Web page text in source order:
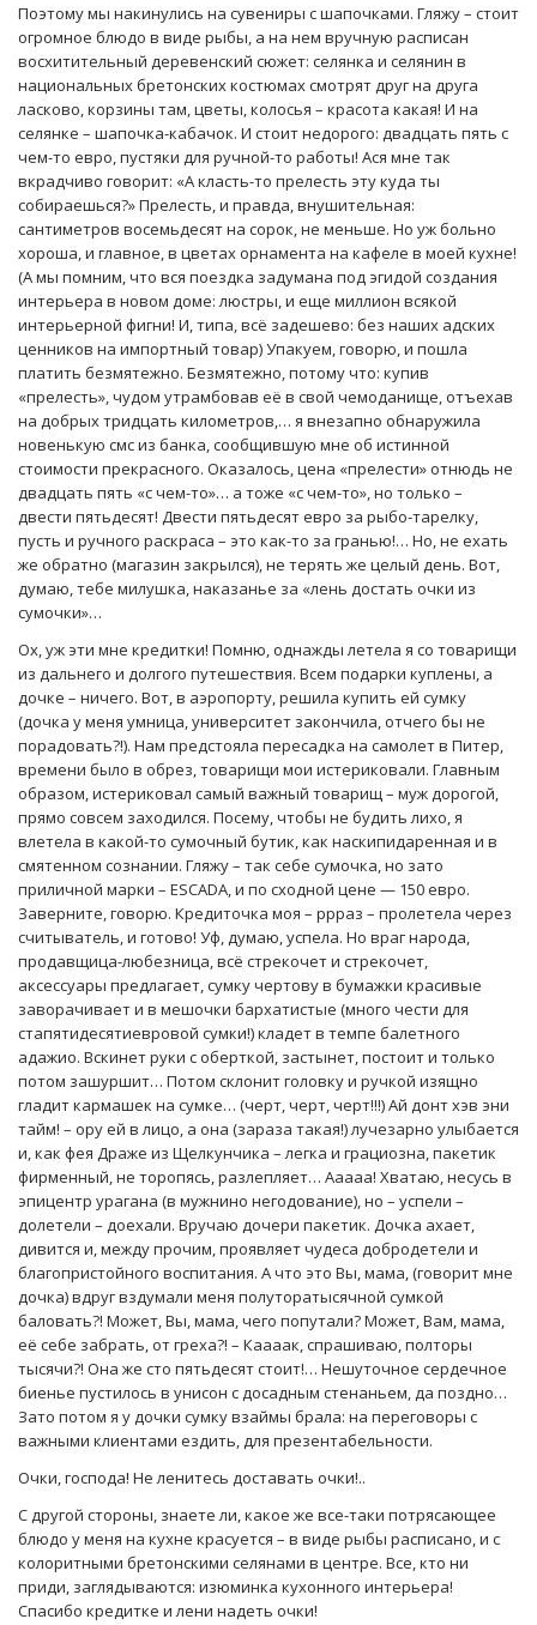
Поэтому мы накинулись на сувениры с шапочками. Гляжу – стоит
огромное блюдо в виде рыбы, а на нем вручную расписан
восхитительный деревенский сюжет: селянка и селянин в
национальных бретонских костюмах смотрят друг на друга
ласково, корзины там, цветы, колосья – красота какая! И на
селянке – шапочка-кабачок. И стоит недорого: двадцать пять с
чем-то евро, пустяки для ручной-то работы! Ася мне так
вкрадчиво говорит: «А класть-то прелесть эту куда ты
собираешься?» Прелесть, и правда, внушительная:
сантиметров восемьдесят на сорок, не меньше. Но уж больно
хороша, и главное, в цветах орнамента на кафеле в моей кухне!
(А мы помним, что вся поездка задумана под эгидой создания
интерьера в новом доме: люстры, и еще миллион всякой
интерьерной фигни! И, типа, всё задешево: без наших адских
ценников на импортный товар) Упакуем, говорю, и пошла
платить безмятежно. Безмятежно, потому что: купив
«прелесть», чудом утрамбовав её в свой чемоданище, отъехав
на добрых тридцать километров,… я внезапно обнаружила
новенькую смс из банка, сообщившую мне об истинной
стоимости прекрасного. Оказалось, цена «прелести» отнюдь не
двадцать пять «с чем-то»… а тоже «с чем-то», но только –
двести пятьдесят! Двести пятьдесят евро за рыбо-тарелку,
пусть и ручного раскраса – это как-то за гранью!… Но, не ехать
же обратно (магазин закрылся), не терять же целый день. Вот,
думаю, тебе милушка, наказанье за «лень достать очки из
сумочки»…
Ох, уж эти мне кредитки! Помню, однажды летела я со товарищи
из дальнего и долгого путешествия. Всем подарки куплены, а
дочке – ничего. Вот, в аэропорту, решила купить ей сумку
(дочка у меня умница, университет закончила, отчего бы не
порадовать?!). Нам предстояла пересадка на самолет в Питер,
времени было в обрез, товарищи мои истериковали. Главным
образом, истериковал самый важный товарищ – муж дорогой,
прямо совсем заходился. Посему, чтобы не будить лихо, я
влетела в какой-то сумочный бутик, как наскипидаренная и в
смятенном сознании. Гляжу – так себе сумочка, но зато
приличной марки – ESCADA, и по сходной цене — 150 евро.
Заверните, говорю. Кредиточка моя – ррраз – пролетела через
считыватель, и готово! Уф, думаю, успела. Но враг народа,
продавщица-любезница, всё стрекочет и стрекочет,
аксессуары предлагает, сумку чертову в бумажки красивые
заворачивает и в мешочки бархатистые (много чести для
стапятидесятиевровой сумки!) кладет в темпе балетного
адажио. Вскинет руки с оберткой, застынет, постоит и только
потом зашуршит… Потом склонит головку и ручкой изящно
гладит кармашек на сумке… (черт, черт, черт!!!) Ай донт хэв эни
тайм! – ору ей в лицо, а она (зараза такая!) лучезарно улыбается
и, как фея Драже из Щелкунчика – легка и грациозна, пакетик
фирменный, не торопясь, разлепляет… Ааааа! Хватаю, несусь в
эпицентр урагана (в мужнино негодование), но – успели –
долетели – доехали. Вручаю дочери пакетик. Дочка ахает,
дивится и, между прочим, проявляет чудеса добродетели и
благопристойного воспитания. А что это Вы, мама, (говорит мне
дочка) вдруг вздумали меня полуторатысячной сумкой
баловать?! Может, Вы, мама, чего попутали? Может, Вам, мама,
её себе забрать, от греха?! – Каааак, спрашиваю, полторы
тысячи?! Она же сто пятьдесят стоит!… Нешуточное сердечное
биенье пустилось в унисон с досадным стенаньем, да поздно…
Зато потом я у дочки сумку взаймы брала: на переговоры с
важными клиентами ездить, для презентабельности.
Очки, господа! Не ленитесь доставать очки!..
С другой стороны, знаете ли, какое же все-таки потрясающее
блюдо у меня на кухне красуется – в виде рыбы расписано, и с
колоритными бретонскими селянами в центре. Все, кто ни
приди, заглядываются: изюминка кухонного интерьера!
Спасибо кредитке и лени надеть очки!